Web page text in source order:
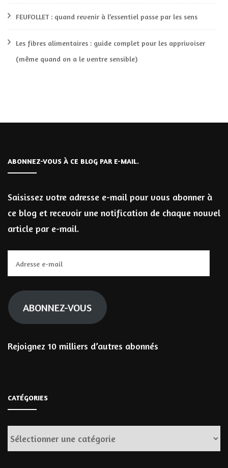
FEUFOLLET : quand revenir à l’essentiel passe par les sens
Les fibres alimentaires : guide complet pour les apprivoiser
(même quand on a le ventre sensible)
ABONNEZ-VOUS À CE BLOG PAR E-MAIL.
Saisissez votre adresse e-mail pour vous abonner à
ce blog et recevoir une notification de chaque nouvel
article par e-mail.
e-
mail
ABONNEZ-VOUS
Rejoignez 10 milliers d’autres abonnés
CATÉGORIES
Catégories